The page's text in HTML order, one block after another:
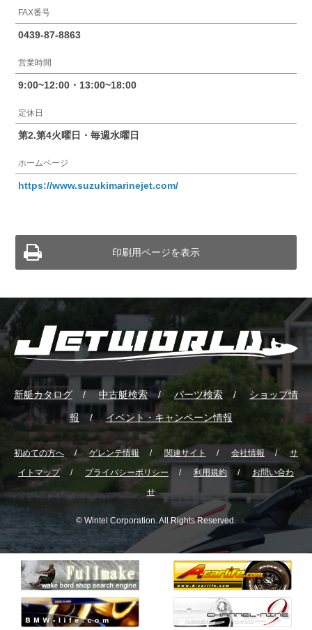
FAX番号
0439-87-8863
営業時間
9:00~12:00・13:00~18:00
定休日
第2.第4火曜日・毎週水曜日
ホームページ
https://www.suzukimarinejet.com/
印刷用ページを表示
新艇カタログ 中古艇検索 パーツ検索 ショップ情
報 イベント・キャンペーン情報
初めての方へ ゲレンテ情報 関連サイト 会社情報
サ
イトマップ
プライバシーポリシー 利用規約
お問い合わ
せ
© Wintel Corporation. All Rights Reserved.